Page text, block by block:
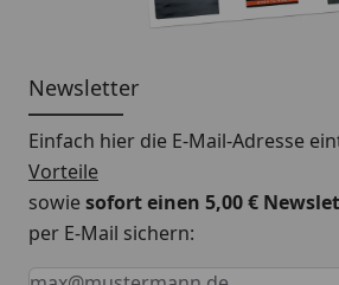
Newsletter
Einfach hier die E-Mail-Adresse
Vorteile
sowiesofort einen 5,00 €
per E-Mail sichern:
Keine Eingabe erforderlich
Eingabe erforderlich
E-Mail *